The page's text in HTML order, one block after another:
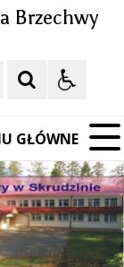
Brzechwy
GŁÓWNE